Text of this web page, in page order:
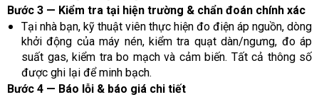
Bước 3 — Kiểm tra tại hiện trường & chẩn đoán chính xác
Tại nhà bạn, kỹ thuật viên thực hiện đo điện áp nguồn, dòng
khởi động của máy nén, kiểm tra quạt dàn/ngưng, đo áp
suất gas, kiểm tra bo mạch và cảm biến. Tất cả thông số
được ghi lại để minh bạch.
Bước 4 — Báo lỗi & báo giá chi tiết